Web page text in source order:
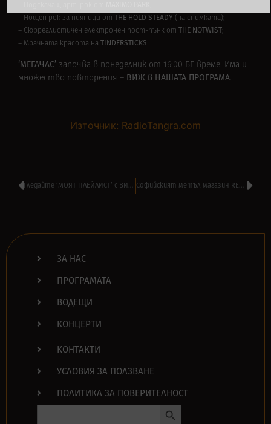
– Нощен рок за пияници от THE HOLD STEADY
(на снимката);
– Сюрреалистичен електронен пост-пънк от THE NOTWIST;
– Мрачната красота на TINDERSTICKS.
‘МЕГАЧАС’ започва в понеделник от 16:00 БГ време. Има и
множество повторения – ВИЖ в НАШАТА ПРОГРАМА.
Източник: RadioTangra.com
Гледайте ‘МОЯТ ПЛЕЙЛИСТ’ с ВИКТОР БОЖИНОВ днес в 22:00 по БНТ 1 Софийският метъл магазин REBEL вече работи и ОНЛАЙН – поръчайте ТУК
ЗА НАС
ПРОГРАМАТА
ВОДЕЩИ
КОНЦЕРТИ
КОНТАКТИ
УСЛОВИЯ ЗА ПОЛЗВАНЕ
ПОЛИТИКА ЗА ПОВЕРИТЕЛНОСТ
Search
Search Button